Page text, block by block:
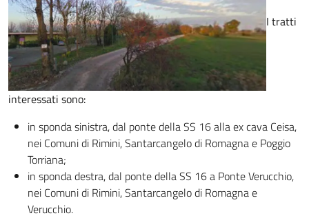
I tratti
interessati sono:
in sponda sinistra, dal ponte della SS 16 alla ex cava Ceisa,
nei Comuni di Rimini, Santarcangelo di Romagna e Poggio
Torriana;
in sponda destra, dal ponte della SS 16 a Ponte Verucchio,
nei Comuni di Rimini, Santarcangelo di Romagna e
Verucchio.